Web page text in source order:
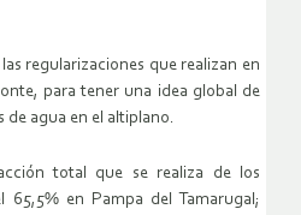
regularizaciones que realizan en
para tener una idea global de
de agua en el altiplano.
total que se realiza de los
65,5% en Pampa del Tamarugal;